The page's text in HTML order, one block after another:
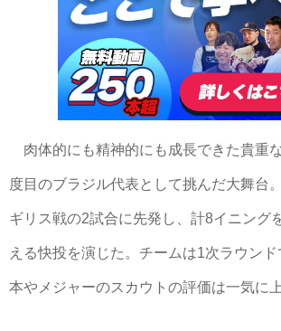
肉体的にも精神的にも成長できた貴重
度目のブラジル代表として挑んだ大舞台
ギリス戦の2試合に先発し、計8イニング
える快投を演じた。チームは1次ラウンド
本やメジャーのスカウトの評価は一気に上